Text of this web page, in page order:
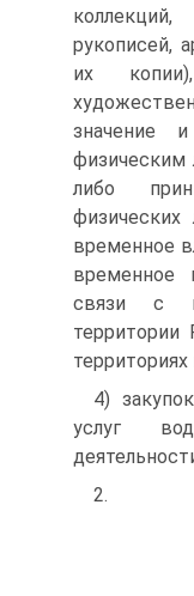
рукописей,
их
значение
физическим
либо
временное
временное
связи с
территории
4)
услуг
2.